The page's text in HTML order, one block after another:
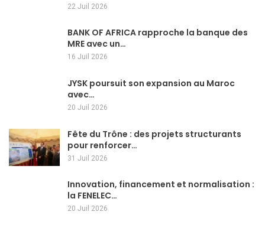
22 Juil 2026
BANK OF AFRICA rapproche la banque des
MRE avec un…
16 Juil 2026
JYSK poursuit son expansion au Maroc
avec…
20 Juil 2026
Fête du Trône : des projets structurants
pour renforcer…
31 Juil 2026
Innovation, financement et normalisation :
la FENELEC…
20 Juil 2026